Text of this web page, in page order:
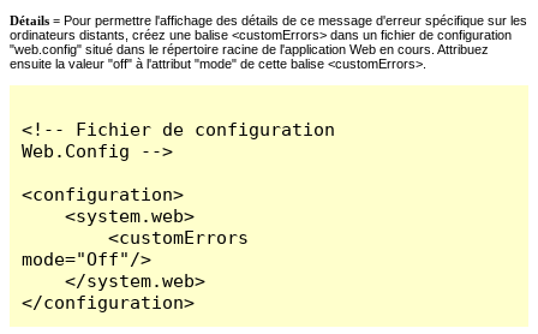
Détails = Pour permettre l'affichage des détails de ce message d'erreur spécifique sur les
ordinateurs distants, créez une balise <customErrors> dans un fichier de configuration
"web.config" situé dans le répertoire racine de l'application Web en cours. Attribuez
ensuite la valeur "off" à l'attribut "mode" de cette balise <customErrors>.
<!-- Fichier de configuration
Web.Config -->
<configuration>
    <system.web>
        <customErrors
mode="Off"/>
    </system.web>
</configuration>